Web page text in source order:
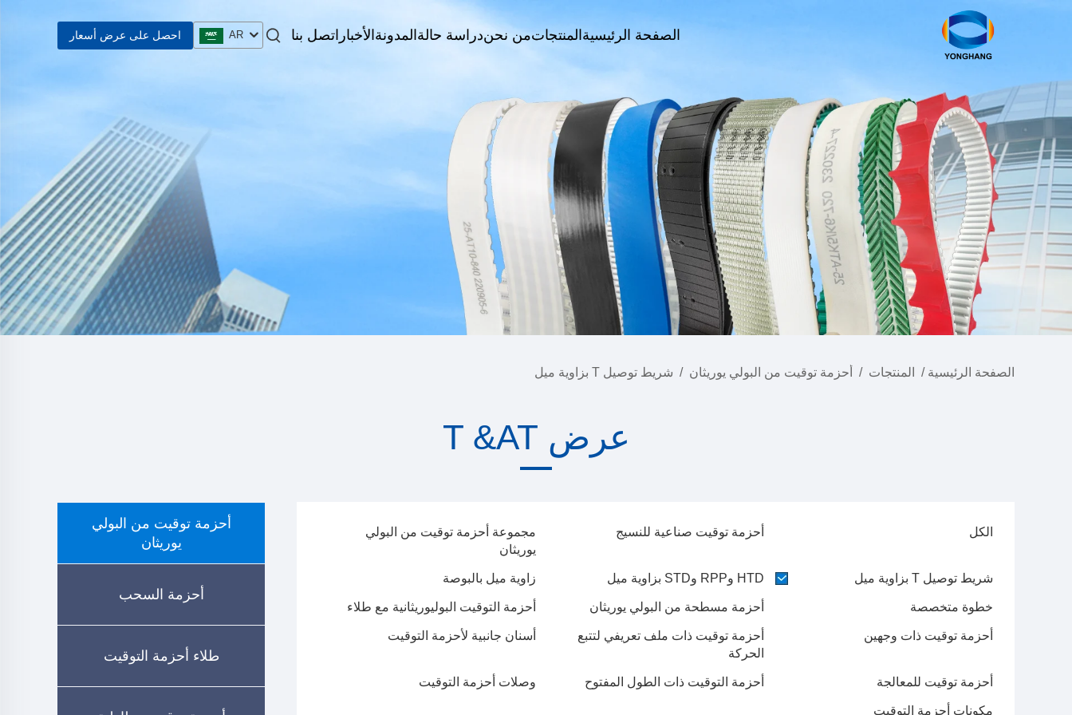
الصفحة الرئيسية المنتجاتمن نحندراسة حالة المدونة الأخبار اتصل بنا AR احصل على عرض أسعار
الصفحة الرئيسية / المنتجات / أحزمة توقيت من البولي يوريثان / شريط توصيل T بزاوية ميل
عرض T &AT
أحزمة توقيت من البولي
يوريثان
أحزمة السحب
طلاء أحزمة التوقيت
الكل أحزمة توقيت صناعية للنسيج
مجموعة أحزمة توقيت من البولي
يوريثان
شريط توصيل T بزاوية ميل HTD وRPP وSTD بزاوية ميل زاوية ميل بالبوصة
خطوة متخصصة أحزمة مسطحة من البولي يوريثان أحزمة التوقيت البوليوريثانية مع طلاء
أحزمة توقيت ذات وجهين
أحزمة توقيت ذات ملف تعريفي لتتبع
الحركة
أسنان جانبية لأحزمة التوقيت
أحزمة توقيت للمعالجة أحزمة التوقيت ذات الطول المفتوح وصلات أحزمة التوقيت
مكونات أحزمة التوقيت